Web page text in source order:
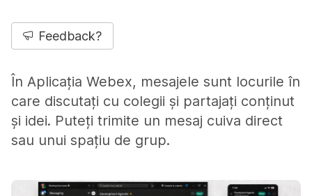
Feedback?
În Aplicația Webex, mesajele sunt locurile în
care discutați cu colegii și partajați conținut
și idei. Puteți trimite un mesaj cuiva direct
sau unui spațiu de grup.